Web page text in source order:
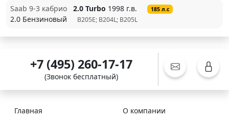
Saab 9-3 кабрио 2.0 Turbo 1998 г.в. 185 л.с
2.0 Бензиновый B205E; B204L; B205L
+7 (495) 260-17-17
(Звонок бесплатный)
Главная
О компании